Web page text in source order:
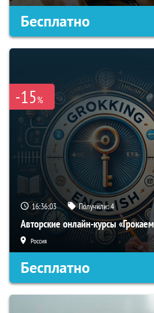
Бесплатно
-15%
16:36:02 Получили:4
Авторские онлайн-курсы
Россия
Бесплатно